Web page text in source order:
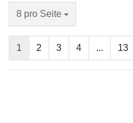
8 pro Seite
1 2 3 4 ... 13